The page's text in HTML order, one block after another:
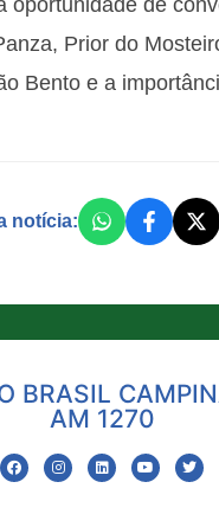
Prior do
Bento e a
notícia:
BRASIL
AM 1270